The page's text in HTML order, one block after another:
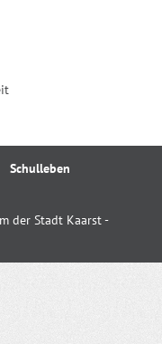
Schulleben
der Stadt Kaarst -